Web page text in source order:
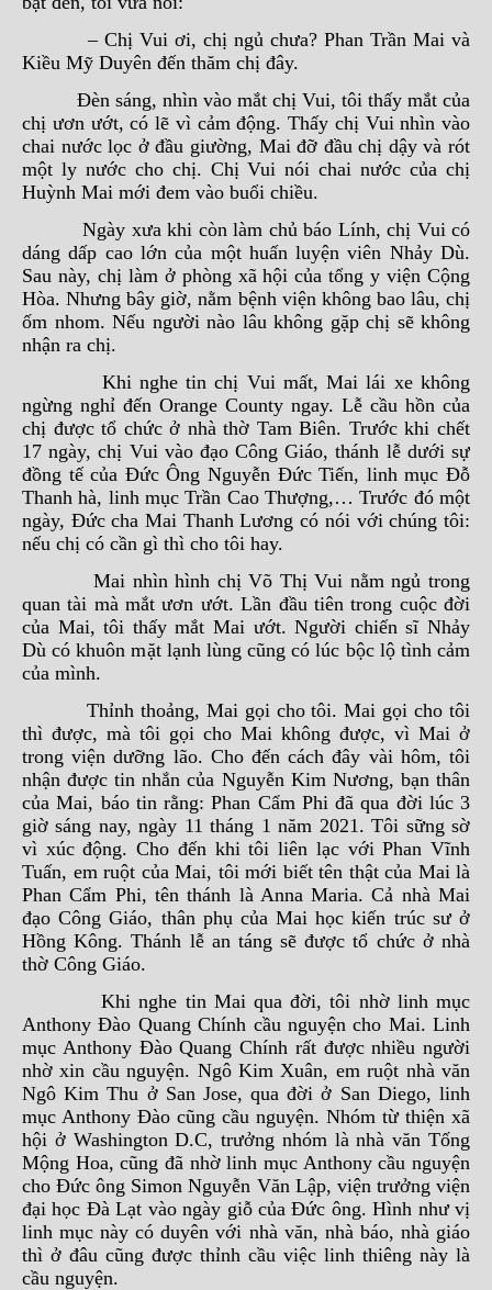
– Chị Vui ơi, chị ngủ chưa? Phan Trần Mai và
Kiều Mỹ Duyên đến thăm chị đây.
Đèn sáng, nhìn vào mắt chị Vui, tôi thấy mắt của
chị ươn ướt, có lẽ vì cảm động. Thấy chị Vui nhìn vào
chai nước lọc ở đầu giường, Mai đỡ đầu chị dậy và rót
một ly nước cho chị. Chị Vui nói chai nước của chị
Huỳnh Mai mới đem vào buổi chiều.
Ngày xưa khi còn làm chủ báo Lính, chị Vui có
dáng dấp cao lớn của một huấn luyện viên Nhảy Dù.
Sau này, chị làm ở phòng xã hội của tổng y viện Cộng
Hòa. Nhưng bây giờ, nằm bệnh viện không bao lâu, chị
ốm nhom. Nếu người nào lâu không gặp chị sẽ không
nhận ra chị.
Khi nghe tin chị Vui mất, Mai lái xe không
ngừng nghỉ đến Orange County ngay. Lễ cầu hồn của
chị được tổ chức ở nhà thờ Tam Biên. Trước khi chết
17 ngày, chị Vui vào đạo Công Giáo, thánh lễ dưới sự
đồng tế của Đức Ông Nguyễn Đức Tiến, linh mục Đỗ
Thanh hà, linh mục Trần Cao Thượng,… Trước đó một
ngày, Đức cha Mai Thanh Lương có nói với chúng tôi:
nếu chị có cần gì thì cho tôi hay.
Mai nhìn hình chị Võ Thị Vui nằm ngủ trong
quan tài mà mắt ươn ướt. Lần đầu tiên trong cuộc đời
của Mai, tôi thấy mắt Mai ướt. Người chiến sĩ Nhảy
Dù có khuôn mặt lạnh lùng cũng có lúc bộc lộ tình cảm
của mình.
Thỉnh thoảng, Mai gọi cho tôi. Mai gọi cho tôi
thì được, mà tôi gọi cho Mai không được, vì Mai ở
trong viện dưỡng lão. Cho đến cách đây vài hôm, tôi
nhận được tin nhắn của Nguyễn Kim Nương, bạn thân
của Mai, báo tin rằng: Phan Cẩm Phi đã qua đời lúc 3
giờ sáng nay, ngày 11 tháng 1 năm 2021. Tôi sững sờ
vì xúc động. Cho đến khi tôi liên lạc với Phan Vĩnh
Tuấn, em ruột của Mai, tôi mới biết tên thật của Mai là
Phan Cẩm Phi, tên thánh là Anna Maria. Cả nhà Mai
đạo Công Giáo, thân phụ của Mai học kiến trúc sư ở
Hồng Kông. Thánh lễ an táng sẽ được tổ chức ở nhà
thờ Công Giáo.
Khi nghe tin Mai qua đời, tôi nhờ linh mục
Anthony Đào Quang Chính cầu nguyện cho Mai. Linh
mục Anthony Đào Quang Chính rất được nhiều người
nhờ xin cầu nguyện. Ngô Kim Xuân, em ruột nhà văn
Ngô Kim Thu ở San Jose, qua đời ở San Diego, linh
mục Anthony Đào cũng cầu nguyện. Nhóm từ thiện xã
hội ở Washington D.C, trưởng nhóm là nhà văn Tống
Mộng Hoa, cũng đã nhờ linh mục Anthony cầu nguyện
cho Đức ông Simon Nguyễn Văn Lập, viện trưởng viện
đại học Đà Lạt vào ngày giỗ của Đức ông. Hình như vị
linh mục này có duyên với nhà văn, nhà báo, nhà giáo
thì ở đâu cũng được thỉnh cầu việc linh thiêng này là
cầu nguyện.